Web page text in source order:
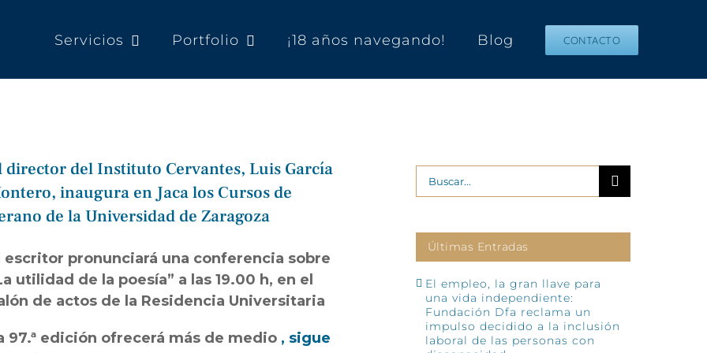
Servicios Portfolio ¡18 años navegando! Blog CONTACTO
director del Instituto Cervantes, Luis García
inaugura en Jaca los Cursos de
de la Universidad de Zaragoza
escritor pronunciará una conferencia sobre
utilidad de la poesía” a las 19.00 h, en el
de actos de la Residencia Universitaria
97.ª edición ofrecerá más de medio , sigue
Buscar:
Últimas Entradas
El empleo, la gran llave para
una vida independiente:
Fundación Dfa reclama un
impulso decidido a la inclusión
laboral de las personas con